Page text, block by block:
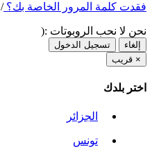
فقدت كلمة المرور الخاصة بك؟/
نحن لا نحب الروبوتات :(
إلغاء
تسجيل الدخول
× قريب
اختر بلدك
الجزائر
تونس